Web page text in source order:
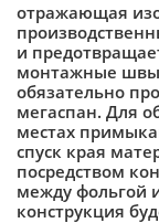
отражающая
и
монтажные швы
обязательно
мегаспан. Для
местах
спуск края
посредством
между фольгой
конструкция